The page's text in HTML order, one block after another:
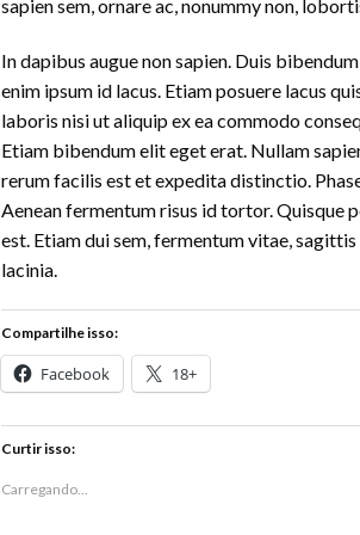
sapien sem, ornare ac, nonummy non,
In dapibus augue non sapien. Duis
enim ipsum id lacus. Etiam posuere lacus
laboris nisi ut aliquip ex ea commodo
Etiam bibendum elit eget erat. Nullam
rerum facilis est et expedita distinctio.
Aenean fermentum risus id tortor. Quisque
est. Etiam dui sem, fermentum vitae,
lacinia.
Compartilhe isso:
Facebook 18+
Curtir isso:
Carregando...